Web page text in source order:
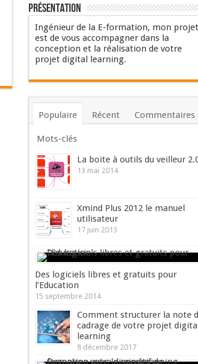
Présentation
Ingénieur de la E-formation, mon projet
est de vous accompagner dans la
conception et la réalisation de votre
projet digital learning.
Populaire Récent Commentaires
Mots-clés
La boite à outils du veilleur
13 mai 2014
Xmind Plus 2012 le manuel
utilisateur
17 juin 2013
Des logiciels libres et gratuits pour
l’Education
15 septembre 2014
Comment structurer la note
cadrage de votre projet
learning
8 décembre 2017